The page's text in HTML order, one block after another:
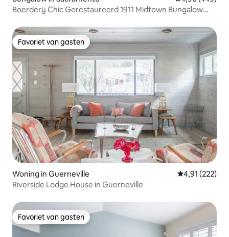
Boerderij Chic Gerestaureerd 1911 Midtown Bungalow
Favoriet van gasten
Favoriet van gasten
Woning in Guerneville Gemiddelde
4,91 (222)
Riverside Lodge House in Guerneville
Favoriet van gasten
Favoriet van gasten